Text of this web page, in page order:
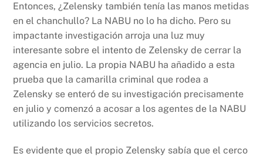
Entonces, ¿Zelensky también tenía las manos metidas
en el chanchullo? La NABU no lo ha dicho. Pero su
impactante investigación arroja una luz muy
interesante sobre el intento de Zelensky de cerrar la
agencia en julio. La propia NABU ha añadido a esta
prueba que la camarilla criminal que rodea a
Zelensky se enteró de su investigación precisamente
en julio y comenzó a acosar a los agentes de la NABU
utilizando los servicios secretos.
Es evidente que el propio Zelensky sabía que el cerco